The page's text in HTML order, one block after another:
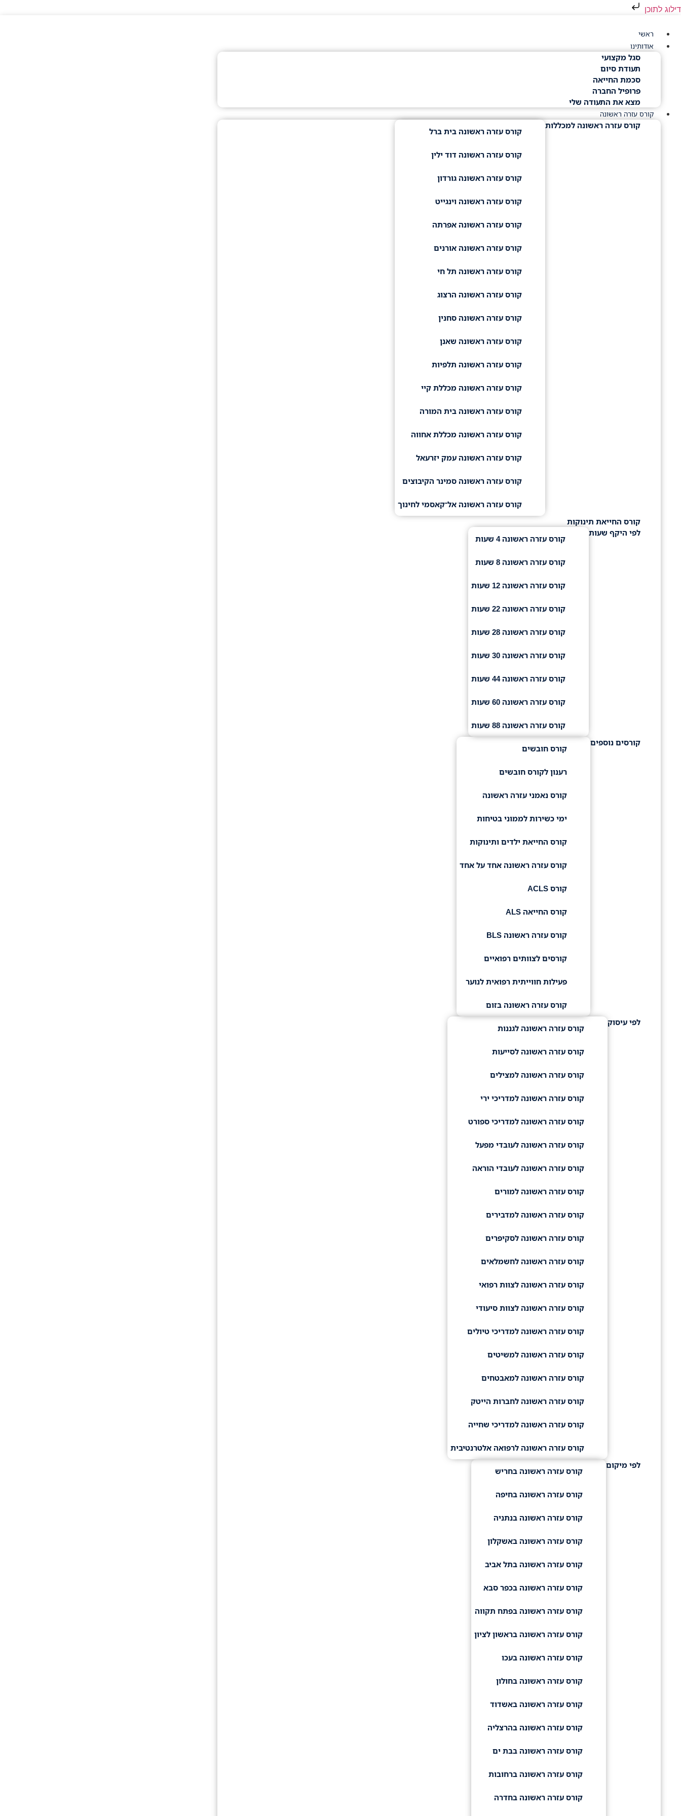
דילוג לתוכן
ראשי
אודותינו
סגל מקצועי
תעודת סיום
סכמת החייאה
פרופיל החברה
מצא את התעודה שלי
קורס עזרה ראשונה
קורס עזרה ראשונה למכללות
קורס עזרה ראשונה בית ברל
קורס עזרה ראשונה דוד ילין
קורס עזרה ראשונה גורדון
קורס עזרה ראשונה וינגייט
קורס עזרה ראשונה אפרתה
קורס עזרה ראשונה אורנים
קורס עזרה ראשונה תל חי
קורס עזרה ראשונה הרצוג
קורס עזרה ראשונה סחנין
קורס עזרה ראשונה שאנן
קורס עזרה ראשונה תלפיות
קורס עזרה ראשונה מכללת קיי
קורס עזרה ראשונה בית המורה
קורס עזרה ראשונה מכללת אחווה
קורס עזרה ראשונה עמק יזרעאל
קורס עזרה ראשונה סמינר הקיבוצים
קורס עזרה ראשונה אל־קאסמי לחינוך
קורס החייאת תינוקות
לפי היקף שעות
קורס עזרה ראשונה 4 שעות
קורס עזרה ראשונה 8 שעות
קורס עזרה ראשונה 12 שעות
קורס עזרה ראשונה 22 שעות
קורס עזרה ראשונה 28 שעות
קורס עזרה ראשונה 30 שעות
קורס עזרה ראשונה 44 שעות
קורס עזרה ראשונה 60 שעות
קורס עזרה ראשונה 88 שעות
קורסים נוספים
קורס חובשים
רענון לקורס חובשים
קורס נאמני עזרה ראשונה
ימי כשירות לממוני בטיחות
קורס החייאת ילדים ותינוקות
קורס עזרה ראשונה אחד על אחד
קורס ACLS
קורס החייאה ALS
קורס עזרה ראשונה BLS
קורסים לצוותים רפואיים
פעילות חווייתית רפואית לנוער
קורס עזרה ראשונה בזום
לפי עיסוק
קורס עזרה ראשונה לגננות
קורס עזרה ראשונה לסייעות
קורס עזרה ראשונה למצילים
קורס עזרה ראשונה למדריכי ירי
קורס עזרה ראשונה למדריכי ספורט
קורס עזרה ראשונה לעובדי מפעל
קורס עזרה ראשונה לעובדי הוראה
קורס עזרה ראשונה למורים
קורס עזרה ראשונה למדבירים
קורס עזרה ראשונה לסקיפרים
קורס עזרה ראשונה לחשמלאים
קורס עזרה ראשונה לצוות רפואי
קורס עזרה ראשונה לצוות סיעודי
קורס עזרה ראשונה למדריכי טיולים
קורס עזרה ראשונה למשיטים
קורס עזרה ראשונה למאבטחים
קורס עזרה ראשונה לחברות הייטק
קורס עזרה ראשונה למדריכי שחייה
קורס עזרה ראשונה לרפואה אלטרנטיבית
לפי מיקום
קורס עזרה ראשונה בחריש
קורס עזרה ראשונה בחיפה
קורס עזרה ראשונה בנתניה
קורס עזרה ראשונה באשקלון
קורס עזרה ראשונה בתל אביב
קורס עזרה ראשונה בכפר סבא
קורס עזרה ראשונה בפתח תקווה
קורס עזרה ראשונה בראשון לציון
קורס עזרה ראשונה בעכו
קורס עזרה ראשונה בחולון
קורס עזרה ראשונה באשדוד
קורס עזרה ראשונה בהרצליה
קורס עזרה ראשונה בבת ים
קורס עזרה ראשונה ברחובות
קורס עזרה ראשונה בחדרה